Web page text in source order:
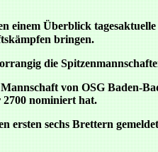
einem Überblick
bringen.
die
von OSG Baden-
nominiert hat.
ersten sechs Brettern